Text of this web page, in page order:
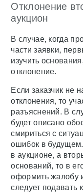
Отклонение
аукцион
В случае, когда
части заявки,
изучить
отклонение.
Если заказчик не
отклонения, то
разъяснений. В
будет описано
смириться с
ошибок в
в аукционе, а
оснований, то в
оформить жалобу
следует подавать